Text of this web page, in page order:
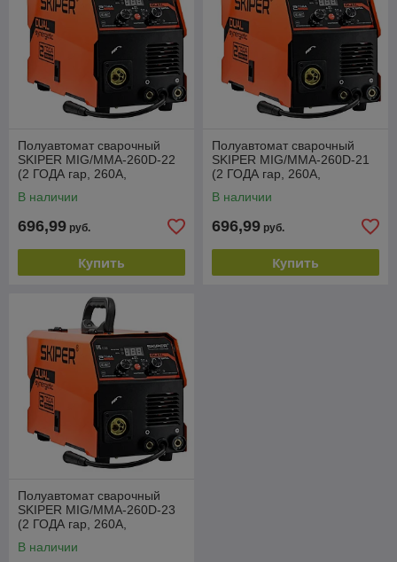
Полуавтомат сварочный
SKIPER MIG/MMA-260D-22
(2 ГОДА гар, 260А,
A/TIG;еврорук 3)
В наличии
696,99 руб.
Купить
Полуавтомат сварочный
SKIPER MIG/MMA-260D-21
(2 ГОДА гар, 260А,
A/TIG;еврорук 3)
В наличии
696,99 руб.
Купить
Полуавтомат сварочный
SKIPER MIG/MMA-260D-23
(2 ГОДА гар, 260А,
A/TIG;еврорук 3)
В наличии